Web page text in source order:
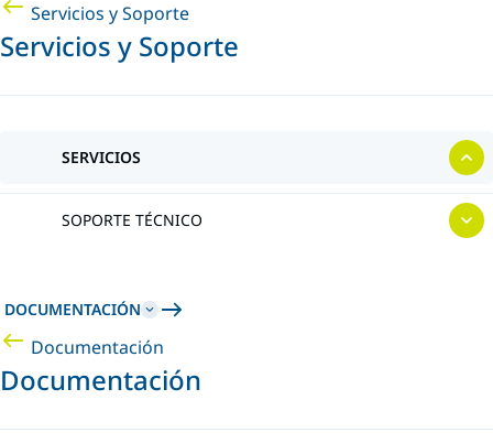
Servicios y Soporte
Servicios y Soporte
SERVICIOS
SOPORTE TÉCNICO
DOCUMENTACIÓN
Documentación
Documentación